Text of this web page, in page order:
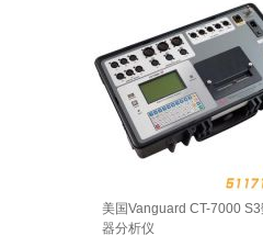
美国Vanguard CT-7000
器分析仪